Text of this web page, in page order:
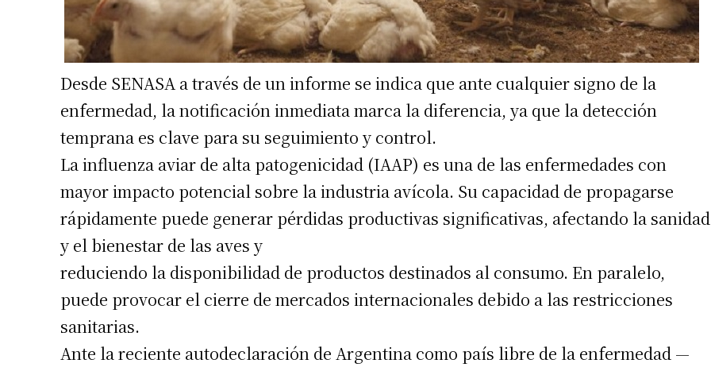
Desde SENASA a través de un informe se indica que ante cualquier signo de la
enfermedad, la notificación inmediata marca la diferencia, ya que la detección
temprana es clave para su seguimiento y control.
La influenza aviar de alta patogenicidad (IAAP) es una de las enfermedades con
mayor impacto potencial sobre la industria avícola. Su capacidad de propagarse
rápidamente puede generar pérdidas productivas significativas, afectando la sanidad
y el bienestar de las aves y
reduciendo la disponibilidad de productos destinados al consumo. En paralelo,
puede provocar el cierre de mercados internacionales debido a las restricciones
sanitarias.
Ante la reciente autodeclaración de Argentina como país libre de la enfermedad —